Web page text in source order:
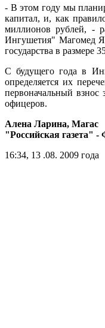
- В этом году мы
капитал, и, как
миллионов рублей, -
Ингушетия" Магомед
государства в размере
С будущего года в
определяется их
первоначальный
офицеров.
Алена Ларина, Магас
"Российская газета" -
16:34, 13 .08. 2009 года